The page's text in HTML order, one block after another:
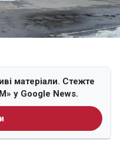
матеріали. Стежте
у Google News.